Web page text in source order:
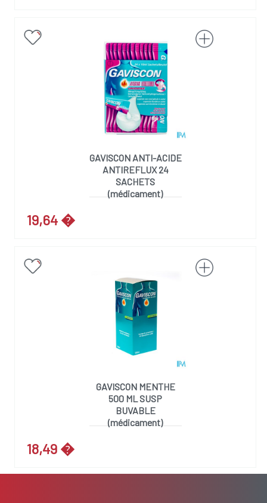
GAVISCON ANTI-ACIDE
ANTIREFLUX 24
SACHETS
(médicament)
19,64 �
GAVISCON MENTHE
500 ML SUSP
BUVABLE
(médicament)
18,49 �